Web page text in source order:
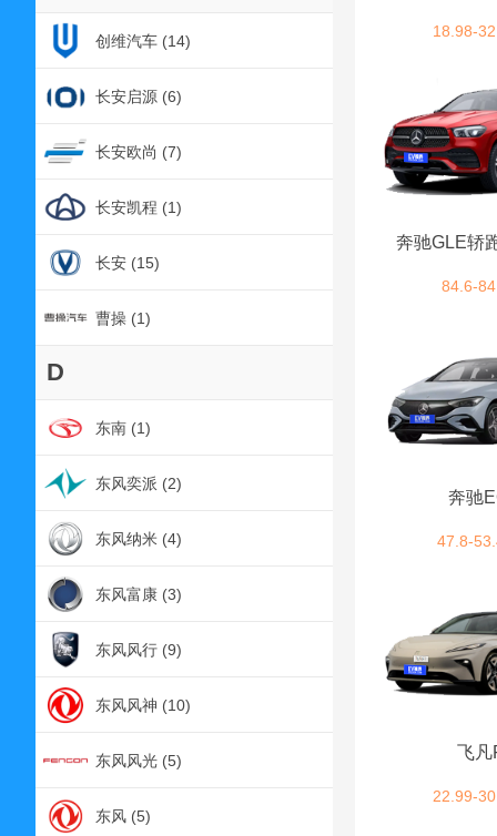
创维汽车 (14)
长安启源 (6)
长安欧尚 (7)
长安凯程 (1)
长安 (15)
曹操 (1)
D
东南 (1)
东风奕派 (2)
东风纳米 (4)
东风富康 (3)
东风风行 (9)
东风风神 (10)
东风风光 (5)
东风 (5)
18.98-
奔驰GLE轿
84.6-
奔驰
47.8-
飞凡
22.99-